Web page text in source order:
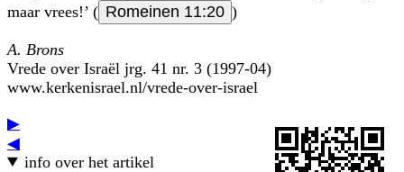
maar vrees!’ ( Romeinen 11:20 )
A. Brons
Vrede over Israël jrg. 41 nr. 3 (1997-04)
www.kerkenisrael.nl/vrede-over-israel
▶
◀
info over het artikel